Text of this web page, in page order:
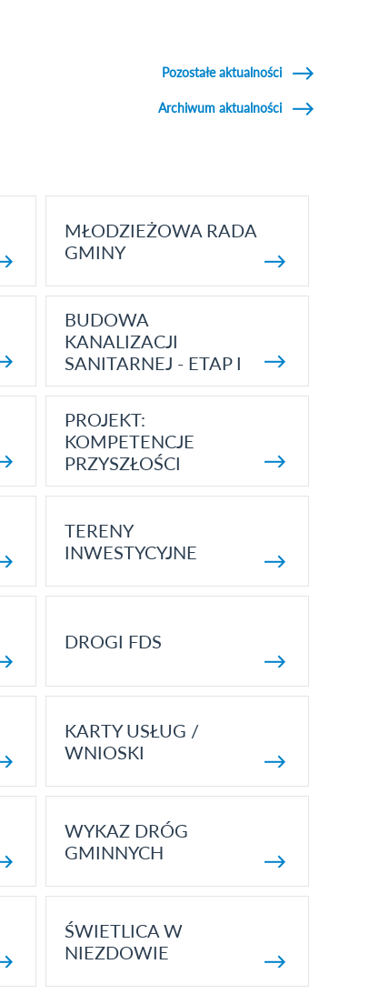
Pozostałe aktualności
Archiwum aktualności
MŁODZIEŻOWA RADA
GMINY
BUDOWA
KANALIZACJI
SANITARNEJ - ETAP I
PROJEKT:
KOMPETENCJE
PRZYSZŁOŚCI
TERENY
INWESTYCYJNE
DROGI FDS
KARTY USŁUG /
WNIOSKI
WYKAZ DRÓG
GMINNYCH
ŚWIETLICA W
NIEZDOWIE